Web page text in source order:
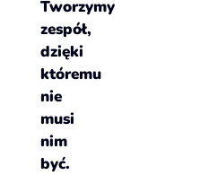
Tworzymy
zespół,
dzięki
któremu
nie
musi
nim
być.